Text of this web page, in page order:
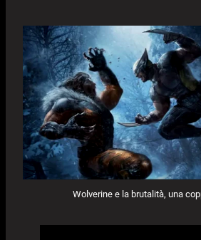
Wolverine e la brutalità, una